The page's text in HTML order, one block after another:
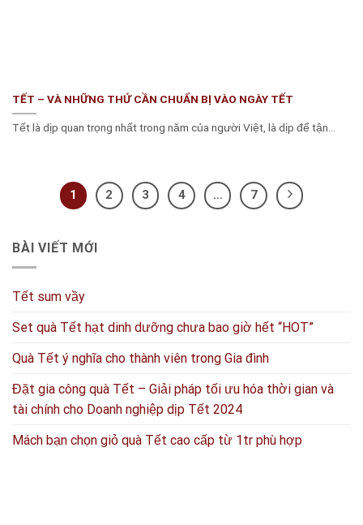
TẾT – VÀ NHỮNG THỨ CẦN CHUẨN BỊ VÀO NGÀY TẾT
Tết là dịp quan trọng nhất trong năm của người Việt, là dịp để tận...
1 2 3 4 … 7
BÀI VIẾT MỚI
Tết sum vầy
Set quà Tết hạt dinh dưỡng chưa bao giờ hết “HOT”
Quà Tết ý nghĩa cho thành viên trong Gia đình
Đặt gia công quà Tết – Giải pháp tối ưu hóa thời gian và
tài chính cho Doanh nghiệp dịp Tết 2024
Mách bạn chọn giỏ quà Tết cao cấp từ 1tr phù hợp